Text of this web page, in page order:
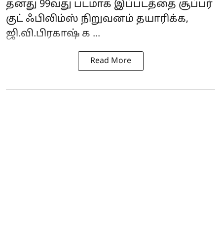
தனது 99வது படமாக இப்படத்தை சூப்பர்
குட் ஃபிலிம்ஸ் நிறுவனம் தயாரிக்க,
ஜி.வி.பிரகாஷ் க ...
Read More